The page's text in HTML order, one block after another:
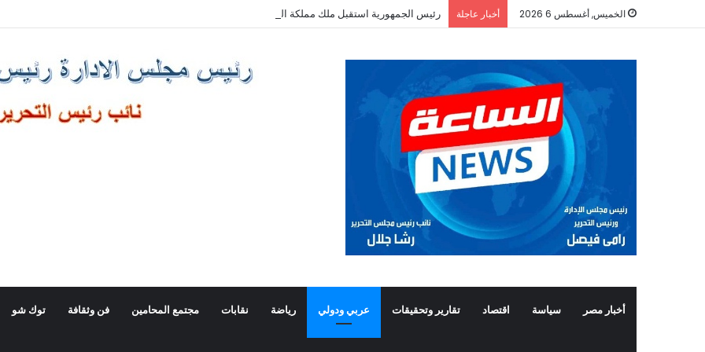
الخميس, أغسطس 6 2026 أخبار عاجلة رئيس الجمهورية استقبل ملك مملكة البحرين الشقيقة
أخبار مصر سياسة اقتصاد تقارير وتحقيقات عربي ودولي رياضة نقابات مجتمع المحامين فن وثقافة توك شو